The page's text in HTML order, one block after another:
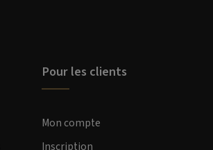
Pour les clients
Mon compte
Inscription